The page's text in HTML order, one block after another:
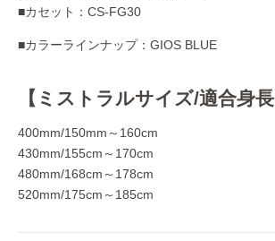
■カセット：CS-FG30
■カラーラインナップ：GIOS BLUE
【ミストラルサイズ/適合身長
400mm/150mm～160cm
430mm/155cm～170cm
480mm/168cm～178cm
520mm/175cm～185cm